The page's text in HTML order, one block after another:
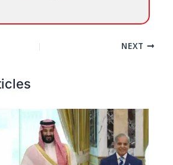
NEXT